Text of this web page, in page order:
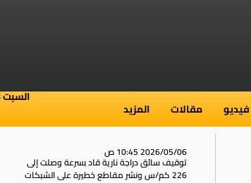
فيديو مقالات المزيد
السبت 8 أغسطس 2026
2026/05/06 10:45 ص
توقيف سائق دراجة نارية قاد بسرعة وصلت إلى
226 كم/س ونشر مقاطع خطيرة على الشبكات